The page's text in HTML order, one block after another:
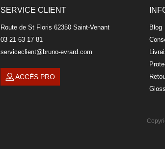
SERVICE CLIENT
Route de St Floris 62350 Saint-Venant
03 21 63 17 81
serviceclient@bruno-evrard.com
ACCÈS PRO
Blog